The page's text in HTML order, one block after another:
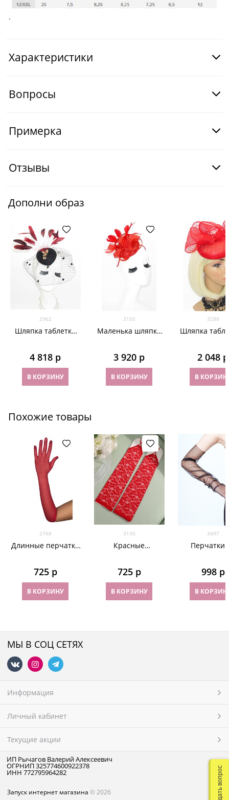
.
Характеристики
Вопросы
Примерка
Отзывы
Дополни образ
2962
Шляпка таблетка
4 818 р
В КОРЗИНУ
3150
Маленька шляпка
3 920 р
В КОРЗИНУ
3288
Шляпка
2 048 р
В
Похожие товары
2768
Длинные перчатки
725 р
В КОРЗИНУ
3130
Красные
палец
725 р
В КОРЗИНУ
3497
Перчатки
998 р
В
МЫ В СОЦ СЕТЯХ
Информация
Личный кабинет
Текущие акции
ИП Рычагов Валерий Алексеевич
ОГРНИП 325774600922378
ИНН 772795964282
Запуск интернет магазина © 2026 Задать вопрос